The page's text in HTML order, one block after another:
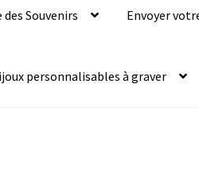
des Souvenirs Envoyer
personnalisables à graver